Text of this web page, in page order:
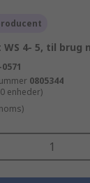
WS 4- 5, til
0805344
enheder)